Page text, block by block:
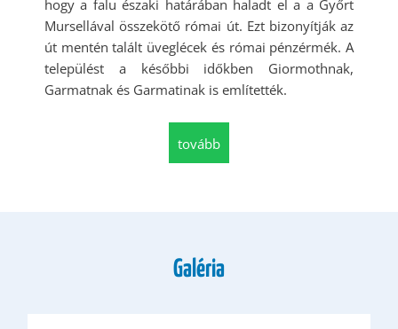
hogy a falu északi határában haladt el a a Győrt
Mursellával összekötő római út. Ezt bizonyítják az
út mentén talált üveglécek és római pénzérmék. A
települést a későbbi időkben Giormothnak,
Garmatnak és Garmatinak is említették.
tovább
Galéria